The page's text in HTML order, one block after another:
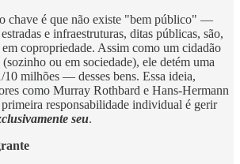
chave é que não existe "bem público" —
e infraestruturas, ditas públicas, são,
copropriedade. Assim como um cidadão
ou em sociedade), ele detém uma
milhões — desses bens. Essa ideia,
como Murray Rothbard e Hans-Hermann
responsabilidade individual é gerir
seu.